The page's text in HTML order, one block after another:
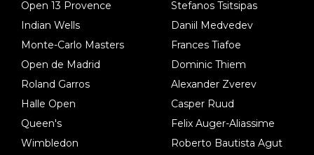
Open 13 Provence
Indian Wells
Monte-Carlo Masters
Open de Madrid
Roland Garros
Halle Open
Queen's
Wimbledon
Stefanos Tsitsipas
Daniil Medvedev
Frances Tiafoe
Dominic Thiem
Alexander Zverev
Casper Ruud
Felix Auger-Aliassime
Roberto Bautista Agut